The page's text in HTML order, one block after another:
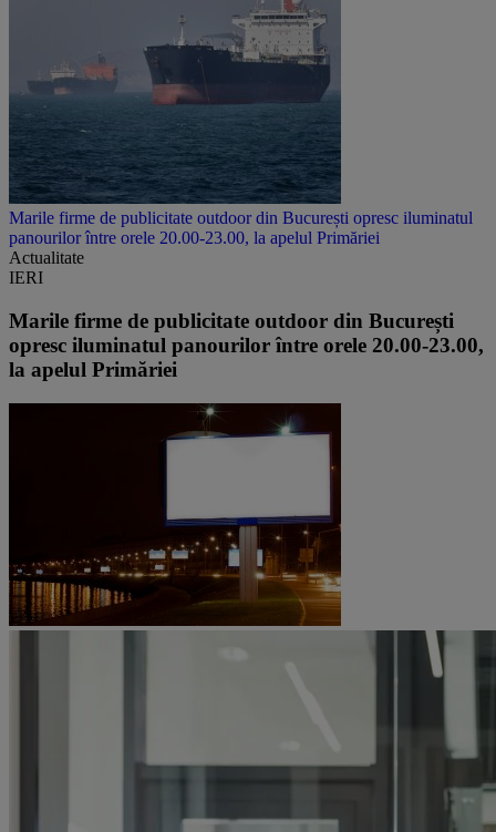
Marile firme de publicitate outdoor din București opresc iluminatul
panourilor între orele 20.00-23.00, la apelul Primăriei
Actualitate
IERI
Marile firme de publicitate outdoor din București
opresc iluminatul panourilor între orele 20.00-23.00,
la apelul Primăriei